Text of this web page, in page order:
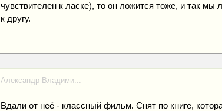
чувствителен к ласке), то он ложится тоже, и так мы
к другу.
Александр Владими...
Вдали от неё - классный фильм. Снят по книге,